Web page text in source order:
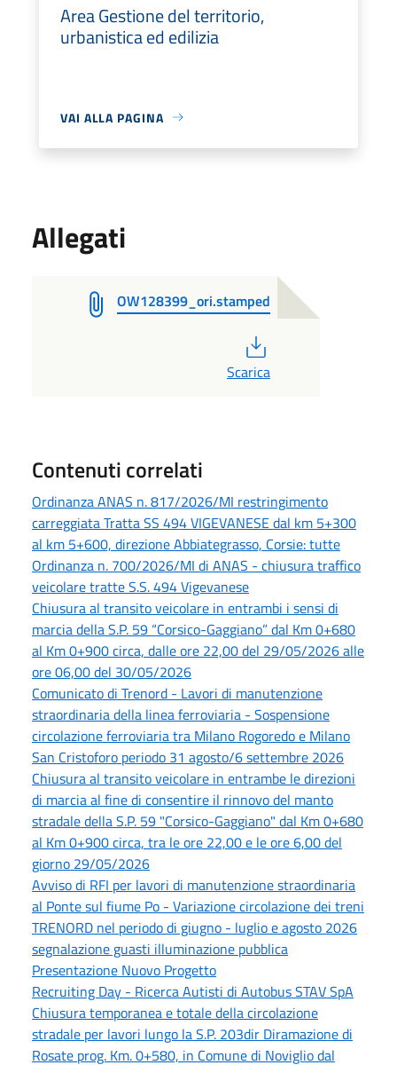
Area Gestione del territorio,
urbanistica ed edilizia
VAI ALLA PAGINA
Allegati
OW128399_ori.stamped
Scarica
Contenuti correlati
Ordinanza ANAS n. 817/2026/MI restringimento
carreggiata Tratta SS 494 VIGEVANESE dal km 5+300
al km 5+600, direzione Abbiategrasso, Corsie: tutte
Ordinanza n. 700/2026/MI di ANAS - chiusura traffico
veicolare tratte S.S. 494 Vigevanese
Chiusura al transito veicolare in entrambi i sensi di
marcia della S.P. 59 “Corsico-Gaggiano” dal Km 0+680
al Km 0+900 circa, dalle ore 22,00 del 29/05/2026 alle
ore 06,00 del 30/05/2026
Comunicato di Trenord - Lavori di manutenzione
straordinaria della linea ferroviaria - Sospensione
circolazione ferroviaria tra Milano Rogoredo e Milano
San Cristoforo periodo 31 agosto/6 settembre 2026
Chiusura al transito veicolare in entrambe le direzioni
di marcia al fine di consentire il rinnovo del manto
stradale della S.P. 59 "Corsico-Gaggiano" dal Km 0+680
al Km 0+900 circa, tra le ore 22,00 e le ore 6,00 del
giorno 29/05/2026
Avviso di RFI per lavori di manutenzione straordinaria
al Ponte sul fiume Po - Variazione circolazione dei treni
TRENORD nel periodo di giugno - luglio e agosto 2026
segnalazione guasti illuminazione pubblica
Presentazione Nuovo Progetto
Recruiting Day - Ricerca Autisti di Autobus STAV SpA
Chiusura temporanea e totale della circolazione
stradale per lavori lungo la S.P. 203dir Diramazione di
Rosate prog. Km. 0+580, in Comune di Noviglio dal